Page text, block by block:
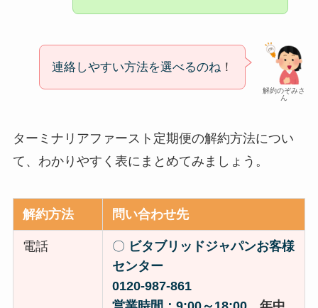
解約のぞみさ
ん
連絡しやすい方法を選べるのね ！
ターミナリアファースト定期便の解約方法につい
て、わかりやすく表にまとめてみましょう。
解約方法 問い合わせ先
電話 〇 ビタブリッドジャパンお客様
センター
0120-987-861